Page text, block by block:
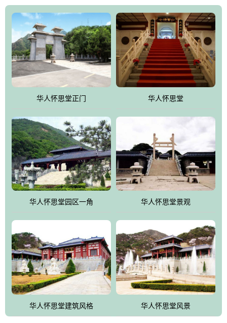
仲、无字碑、香灯等。典型的仿秦、汉建筑风格。蓝色的琉璃瓦屋
顶，朱砂红的门、窗、柱、墙，汉白玉雕刻的雄狮、华表，花岗岩
铺成的路面和台阶，洒落其间的花卉、松柏与万里长城浑然一体、
气势宏伟、古朴端庄、别具一格。怀思堂大殿入口两侧是用蜡染技
术描绘的抽象派创意绘画，大环境中的长城文化与炎黄始祖，小环
境的绘画中的河流、山川、彩云、明月，意喻着往生者与长城同
伴，与祖宗同眠，他（她）们的思想与品德与山河同在，与日月同
辉。
怀思堂作为豪华室内骨灰存放处，将干支纪年、五行相生相克、天
人合一、太极八卦、生辰八字及生肖等有机结合到历史文化中。一
厅七千个福位分十二小区，按十二地支命名。客户选位，可依据生
肖、八字、时辰亦可参考地理方位、职业、兴趣爱好等等。堂中是
地宫陵寝式的，入口楹联选材于著名田园诗人陶渊明"亲戚或余悲，
他人亦已歌，死后何所道，托体同山阿"中的后两句。反应了回归大
雀，后玄武"的四大吉祥物铜雕挂件。
华人怀思堂正门 华人怀思堂
华人怀思堂园区一角 华人怀思堂景观
华人怀思堂建筑风格 华人怀思堂风景